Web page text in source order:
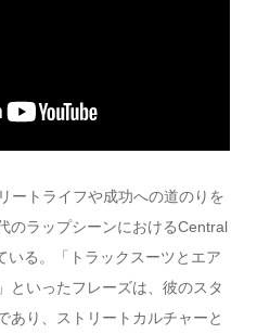
ートライフや成功への道のりを
のラップシーンにおけるCentral
いる。「トラックスーツとエア
といったフレーズは、彼のスタ
あり、ストリートカルチャーと